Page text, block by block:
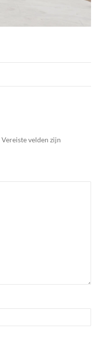
Vereiste velden zijn